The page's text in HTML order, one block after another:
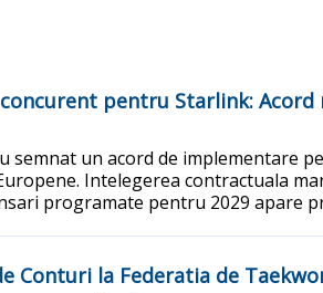
pentru Starlink:
semnat un acord de implementare
Intelegerea contractuala
programate pentru 2029 apare
Conturi la Federatia de